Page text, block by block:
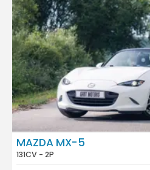
MAZDA MX-5
131CV - 2P